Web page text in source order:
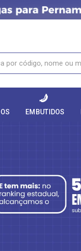
EMBUTIDOS